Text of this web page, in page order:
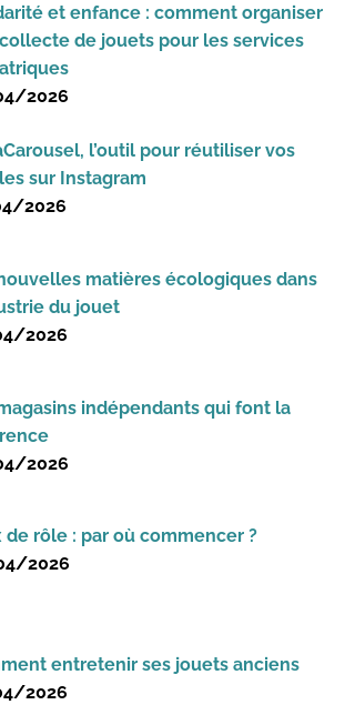
et enfance : comment organiser
de jouets pour les services
2026
l’outil pour réutiliser vos
sur Instagram
2026
matières écologiques dans
du jouet
2026
indépendants qui font la
2026
de rôle : par où commencer ?
2026
entretenir ses jouets anciens
2026